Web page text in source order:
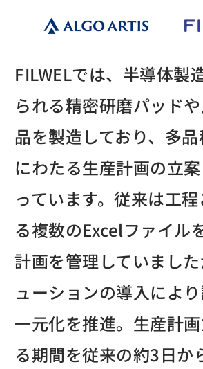
FILWELでは、半導体製
られる精密研磨パッド
品を製造しており、多
にわたる生産計画の立
っています。従来は工
る複数のExcelファイル
計画を管理していまし
ューションの導入によ
一元化を推進。生産計
る期間を従来の約3日か